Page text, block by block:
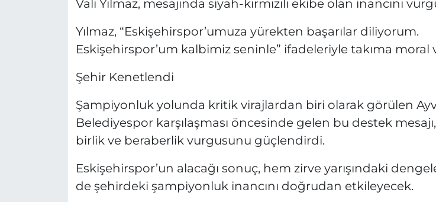
Vali Yılmaz, mesajında siyah-kırmızılı ekibe olan inancını
Yılmaz, “Eskişehirspor’umuza yürekten başarılar diliyorum.
Eskişehirspor’um kalbimiz seninle” ifadeleriyle takıma moral
Şehir Kenetlendi
Şampiyonluk yolunda kritik virajlardan biri olarak görülen
Belediyespor karşılaşması öncesinde gelen bu destek
birlik ve beraberlik vurgusunu güçlendirdi.
Eskişehirspor’un alacağı sonuç, hem zirve yarışındaki
de şehirdeki şampiyonluk inancını doğrudan etkileyecek.